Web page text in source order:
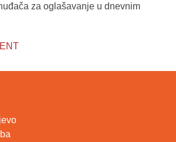
za oglašavanje u dnevnim